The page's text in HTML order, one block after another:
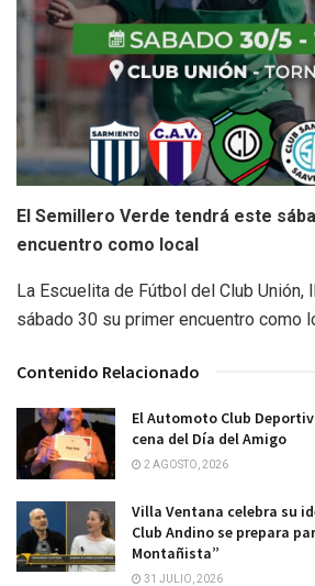
El Semillero Verde tendrá este
encuentro como local
La Escuelita de Fútbol del Club Unión,
sábado 30 su primer encuentro como
Contenido Relacionado
El Automoto Club
cena del Día del Amigo
2 AGOSTO, 2026
Villa Ventana celebra su
Club Andino se prepara
Montañista”
31 JULIO, 2026